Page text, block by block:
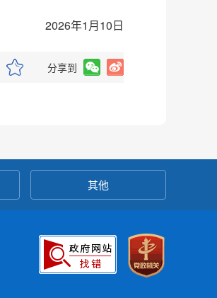
2026年1月10日
分享到
其他